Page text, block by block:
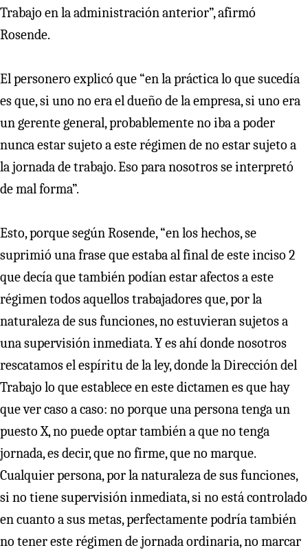
Trabajo en la administración anterior”, afirmó
Rosende.
El personero explicó que “en la práctica lo que sucedía
es que, si uno no era el dueño de la empresa, si uno era
un gerente general, probablemente no iba a poder
nunca estar sujeto a este régimen de no estar sujeto a
la jornada de trabajo. Eso para nosotros se interpretó
de mal forma”.
Esto, porque según Rosende, “en los hechos, se
suprimió una frase que estaba al final de este inciso 2
que decía que también podían estar afectos a este
régimen todos aquellos trabajadores que, por la
naturaleza de sus funciones, no estuvieran sujetos a
una supervisión inmediata. Y es ahí donde nosotros
rescatamos el espíritu de la ley, donde la Dirección del
Trabajo lo que establece en este dictamen es que hay
que ver caso a caso: no porque una persona tenga un
puesto X, no puede optar también a que no tenga
jornada, es decir, que no firme, que no marque.
Cualquier persona, por la naturaleza de sus funciones,
si no tiene supervisión inmediata, si no está controlado
en cuanto a sus metas, perfectamente podría también
no tener este régimen de jornada ordinaria, no marcar